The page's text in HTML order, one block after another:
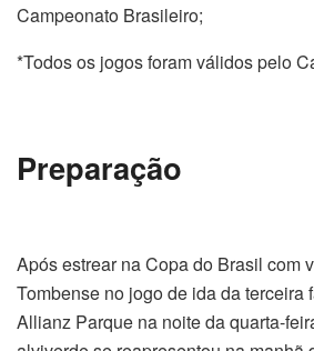
Campeonato Brasileiro;
*Todos os jogos foram válidos pelo
Preparação
Após estrear na Copa do Brasil com
Tombense no jogo de ida da terceira
Allianz Parque na noite da quarta-